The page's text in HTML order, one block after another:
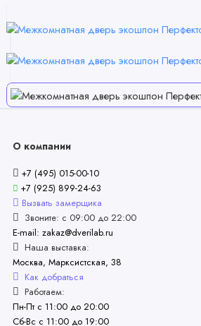
О компании
+7 (495) 015-00-10
+7 (925) 899-24-63
Вызвать замерщика
Звоните: с 09:00 до 22:00
E-mail: zakaz@dverilab.ru
Наша выставка:
Москва, Марксистская, 38
Как добраться
Работаем:
Пн-Пт с 11:00 до 20:00
Сб-Вс с 11:00 до 19:00